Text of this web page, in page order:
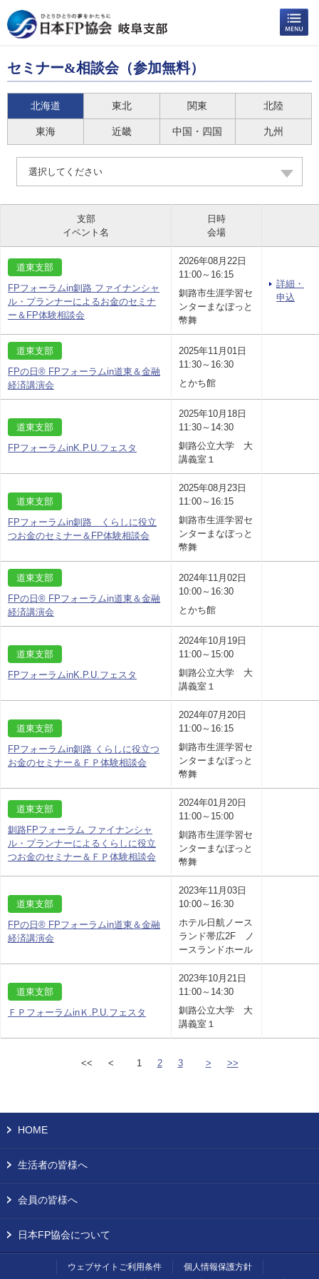
セミナー&相談会（参加無料）
北海道 東北 関東 北陸
東海 近畿 中国・四国 九州
選択してください
支部
イベント名
日時
会場
道東支部
FPフォーラムin釧路 ファイナンシャ
ル・プランナーによるお金のセミナ
ー＆FP体験相談会
2026年08月22日
11:00～16:15
釧路市生涯学習セ
ンターまなぼっと
幣舞
詳細・
申込
道東支部
FPの日® FPフォーラムin道東＆金融
経済講演会
2025年11月01日
11:30～16:30
とかち館
道東支部
FPフォーラムinK.P.U.フェスタ
2025年10月18日
11:30～14:30
釧路公立大学 大
講義室１
道東支部
FPフォーラムin釧路 くらしに役立
つお金のセミナー＆FP体験相談会
2025年08月23日
11:00～16:15
釧路市生涯学習セ
ンターまなぼっと
幣舞
道東支部
FPの日® FPフォーラムin道東＆金融
経済講演会
2024年11月02日
10:00～16:30
とかち館
道東支部
FPフォーラムinK.P.U.フェスタ
2024年10月19日
11:00～15:00
釧路公立大学 大
講義室１
道東支部
FPフォーラムin釧路 くらしに役立つ
お金のセミナー＆ＦＰ体験相談会
2024年07月20日
11:00～16:15
釧路市生涯学習セ
ンターまなぼっと
幣舞
道東支部
釧路FPフォーラム ファイナンシャ
ル・プランナーによるくらしに役立
つお金のセミナー＆ＦＰ体験相談会
2024年01月20日
11:00～15:00
釧路市生涯学習セ
ンターまなぼっと
幣舞
道東支部
FPの日® FPフォーラムin道東＆金融
経済講演会
2023年11月03日
10:00～16:30
ホテル日航ノース
ランド帯広2F ノ
ースランドホール
道東支部
ＦＰフォーラムinＫ.P.U.フェスタ
2023年10月21日
11:00～14:30
釧路公立大学 大
講義室１
<< < 1 2 3 > >>
HOME
生活者の皆様へ
会員の皆様へ
日本FP協会について
ウェブサイトご利用条件 個人情報保護方針